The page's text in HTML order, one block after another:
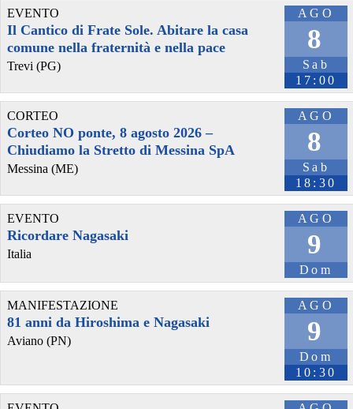
AGO
8
Sab
17:00
EVENTO
Il Cantico di Frate Sole. Abitare la casa
comune nella fraternità e nella pace
Trevi (PG)
AGO
8
Sab
18:30
CORTEO
Corteo NO ponte, 8 agosto 2026 –
Chiudiamo la Stretto di Messina SpA
Messina (ME)
AGO
9
Dom
EVENTO
Ricordare Nagasaki
Italia
AGO
9
Dom
10:30
MANIFESTAZIONE
81 anni da Hiroshima e Nagasaki
Aviano (PN)